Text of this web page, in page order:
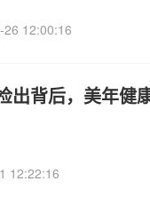
12:00:16
出背后，美年健
12:22:16